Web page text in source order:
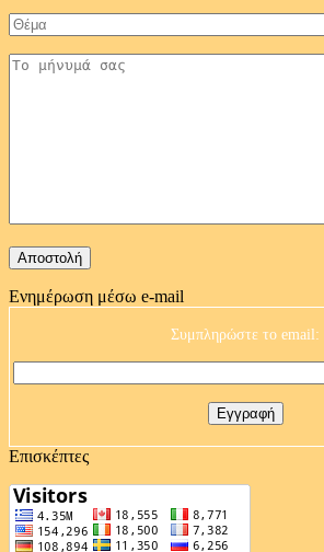
Ενημέρωση μέσω e-mail
Συμπληρώστε το email:
Επισκέπτες